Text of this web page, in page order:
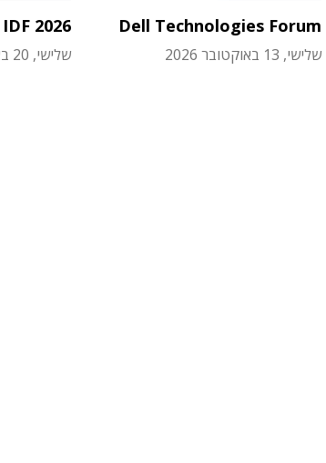
Dell Technologies Forum
שלישי, 13 באוקטובר 2026
2026
שלישי, 20 באוקטובר 2026